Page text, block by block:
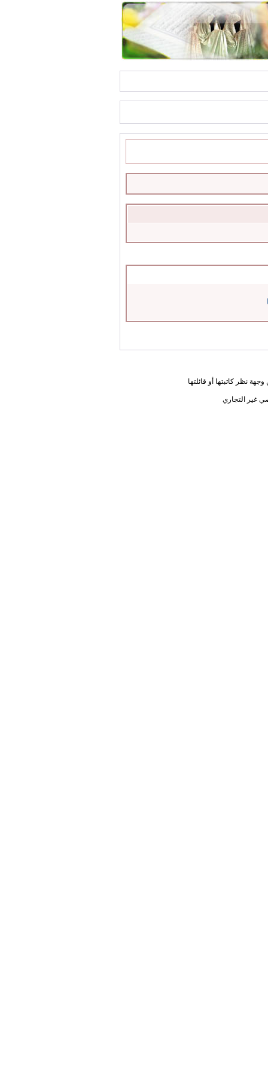
نظر كاتبتها أو قائلتها
غير التجاري